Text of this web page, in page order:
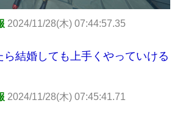
2024/11/28(木) 07:44:57.35
ら結婚しても上手くやっていける
2024/11/28(木) 07:45:41.71